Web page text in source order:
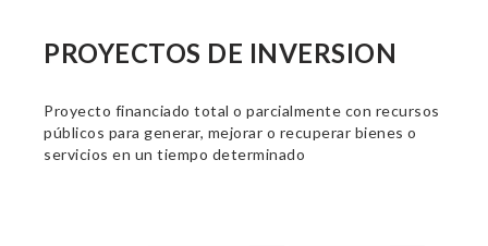
PROYECTOS DE INVERSION
Proyecto financiado total o parcialmente con recursos
públicos para generar, mejorar o recuperar bienes o
servicios en un tiempo determinado